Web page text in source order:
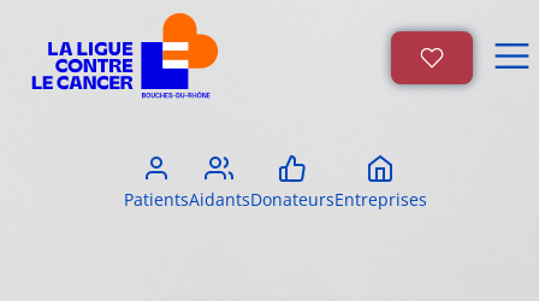
PatientsAidantsDonateursEntreprises